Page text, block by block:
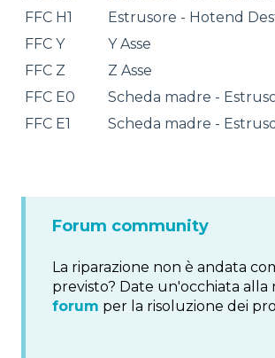
FFC H1
Estrusore - Hotend
FFC Y
Y Asse
FFC Z
Z Asse
FFC E0
Scheda madre -
FFC E1
Scheda madre -
Forum community
La riparazione non è andata
previsto? Date un'occhiata alla
forum per la risoluzione dei